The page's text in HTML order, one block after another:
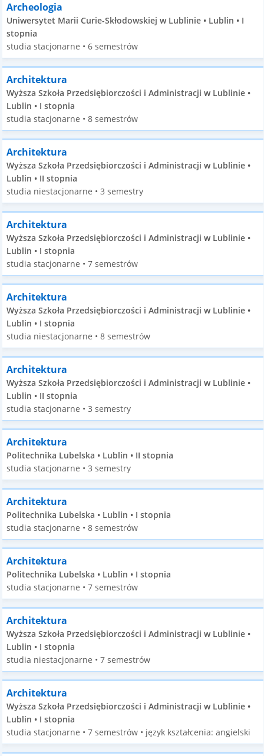
Archeologia
Uniwersytet Marii Curie-Skłodowskiej w Lublinie • Lublin • I
stopnia
studia stacjonarne • 6 semestrów
Architektura
Wyższa Szkoła Przedsiębiorczości i Administracji w Lublinie •
Lublin • I stopnia
studia stacjonarne • 8 semestrów
Architektura
Wyższa Szkoła Przedsiębiorczości i Administracji w Lublinie •
Lublin • II stopnia
studia niestacjonarne • 3 semestry
Architektura
Wyższa Szkoła Przedsiębiorczości i Administracji w Lublinie •
Lublin • I stopnia
studia stacjonarne • 7 semestrów
Architektura
Wyższa Szkoła Przedsiębiorczości i Administracji w Lublinie •
Lublin • I stopnia
studia niestacjonarne • 8 semestrów
Architektura
Wyższa Szkoła Przedsiębiorczości i Administracji w Lublinie •
Lublin • II stopnia
studia stacjonarne • 3 semestry
Architektura
Politechnika Lubelska • Lublin • II stopnia
studia stacjonarne • 3 semestry
Architektura
Politechnika Lubelska • Lublin • I stopnia
studia stacjonarne • 8 semestrów
Architektura
Politechnika Lubelska • Lublin • I stopnia
studia stacjonarne • 7 semestrów
Architektura
Wyższa Szkoła Przedsiębiorczości i Administracji w Lublinie •
Lublin • I stopnia
studia niestacjonarne • 7 semestrów
Architektura
Wyższa Szkoła Przedsiębiorczości i Administracji w Lublinie •
Lublin • I stopnia
studia stacjonarne • 7 semestrów • język kształcenia: angielski